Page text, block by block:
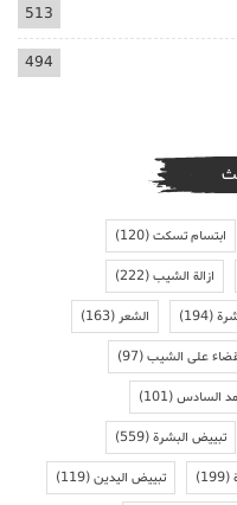
513
494
ابتسام تسكت(120)
ازالة الشيب(222)
(194) الشعر(163)
على الشيب(97)
السادس(101)
تبييض البشرة(559)
(199) تبييض اليدين(119)